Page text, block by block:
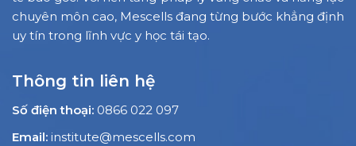
chuyên môn cao, Mescells đang từng bước khẳng định
uy tín trong lĩnh vực y học tái tạo.
Thông tin liên hệ
Số điện thoại: 0866 022 097
Email: institute@mescells.com